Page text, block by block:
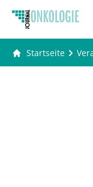
Startseite